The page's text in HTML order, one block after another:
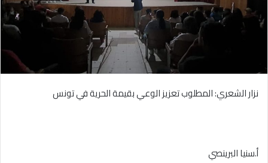
نزار الشعري: المطلوب تعزيز الوعي بقيمة الحرية في تونس
أ.سنيا البرينصي